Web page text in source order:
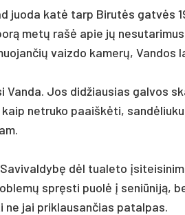
juo­da katė tarp Bi­rutės gatvės
metų rašė apie jų
vaiz­do ka­merų, Van­dos
Jos did­žiau­sias gal­vos
ne­tru­ko paaiškė­ti,
dėl tua­le­to
spręsti puolė į se­niū­niją,
ne jai pri­klau­san­čias pa­tal­pas.